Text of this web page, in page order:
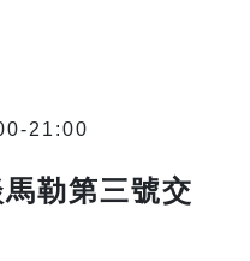
21:00
勒第三號交